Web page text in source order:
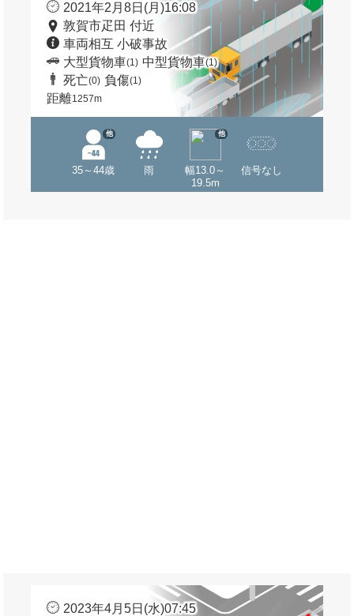
2021年2月8日(月)16:08
敦賀市疋田 付近
車両相互 小破事故
大型貨物車(1) 中型貨物車(1)
死亡(0) 負傷(1)
距離1257m
35～44歳
他
雨
幅13.0～
19.5m
他
信号なし
2023年4月5日(水)07:45